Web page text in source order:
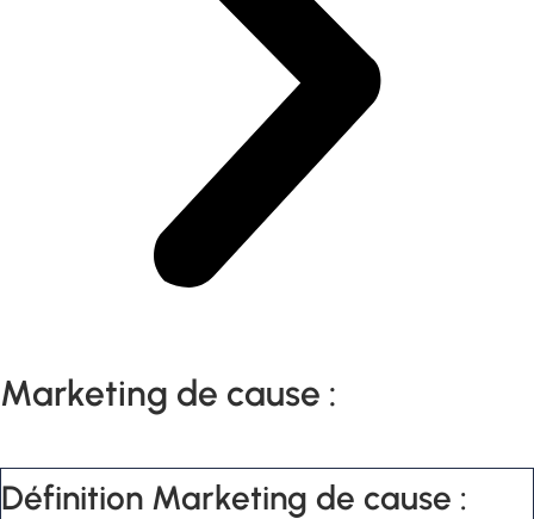
Marketing de cause :
Définition Marketing de cause :